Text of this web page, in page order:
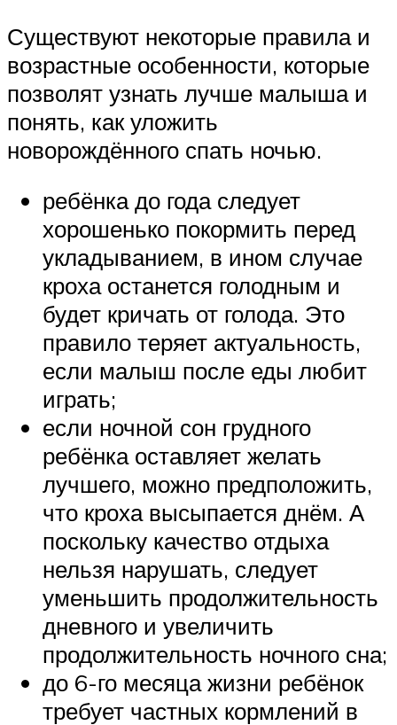
Существуют некоторые правила и
возрастные особенности, которые
позволят узнать лучше малыша и
понять, как уложить
новорождённого спать ночью.
ребёнка до года следует
хорошенько покормить перед
укладыванием, в ином случае
кроха останется голодным и
будет кричать от голода. Это
правило теряет актуальность,
если малыш после еды любит
играть;
если ночной сон грудного
ребёнка оставляет желать
лучшего, можно предположить,
что кроха высыпается днём. А
поскольку качество отдыха
нельзя нарушать, следует
уменьшить продолжительность
дневного и увеличить
продолжительность ночного сна;
до 6-го месяца жизни ребёнок
требует частных кормлений в